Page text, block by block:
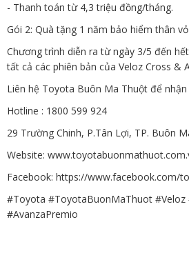
- Thanh toán từ 4,3 triệu đồng/tháng.
Gói 2: Quà tặng 1 năm bảo hiểm thân
Chương trình diễn ra từ ngày 3/5 đến
tất cả các phiên bản của Veloz Cross &
Liên hệ Toyota Buôn Ma Thuột để
Hotline : 1800 599 924
29 Trường Chinh, P.Tân Lợi, TP. Buôn
Website:
Facebook: https://www.facebook.com/
#Toyota #ToyotaBuonMaThuot #Veloz
#AvanzaPremio